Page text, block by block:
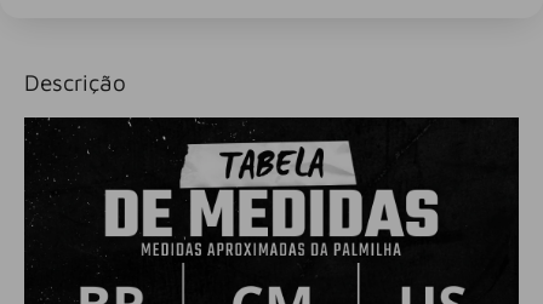
Descrição